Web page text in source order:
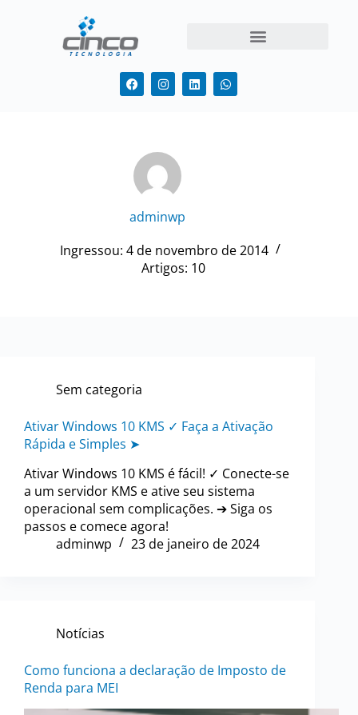
adminwp
Ingressou: 4 de novembro de 2014
Artigos: 10
Sem categoria
Ativar Windows 10 KMS ✓ Faça a Ativação
Rápida e Simples ➤
Ativar Windows 10 KMS é fácil! ✓ Conecte-se
a um servidor KMS e ative seu sistema
operacional sem complicações. ➔ Siga os
passos e comece agora!
adminwp
23 de janeiro de 2024
Notícias
Como funciona a declaração de Imposto de
Renda para MEI